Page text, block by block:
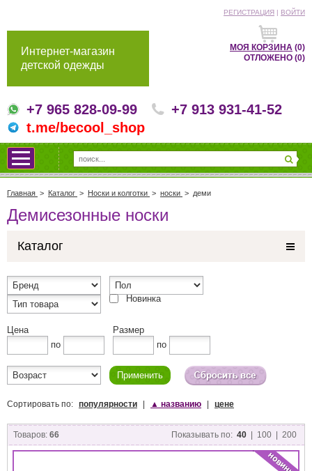
РЕГИСТРАЦИЯ | ВОЙТИ
Интернет-магазин
детской одежды
МОЯ КОРЗИНА (0)
ОТЛОЖЕНО (0)
+7 965 828-09-99
+7 913 931-41-52
t.me/becool_shop
Главная > Каталог > Носки и колготки > носки > деми
Демисезонные носки
Каталог
Новинка
Цена
по
Размер
по
Сортировать по: популярности ▲ названию цене
Товаров: 66 Показывать по: 40 100 200